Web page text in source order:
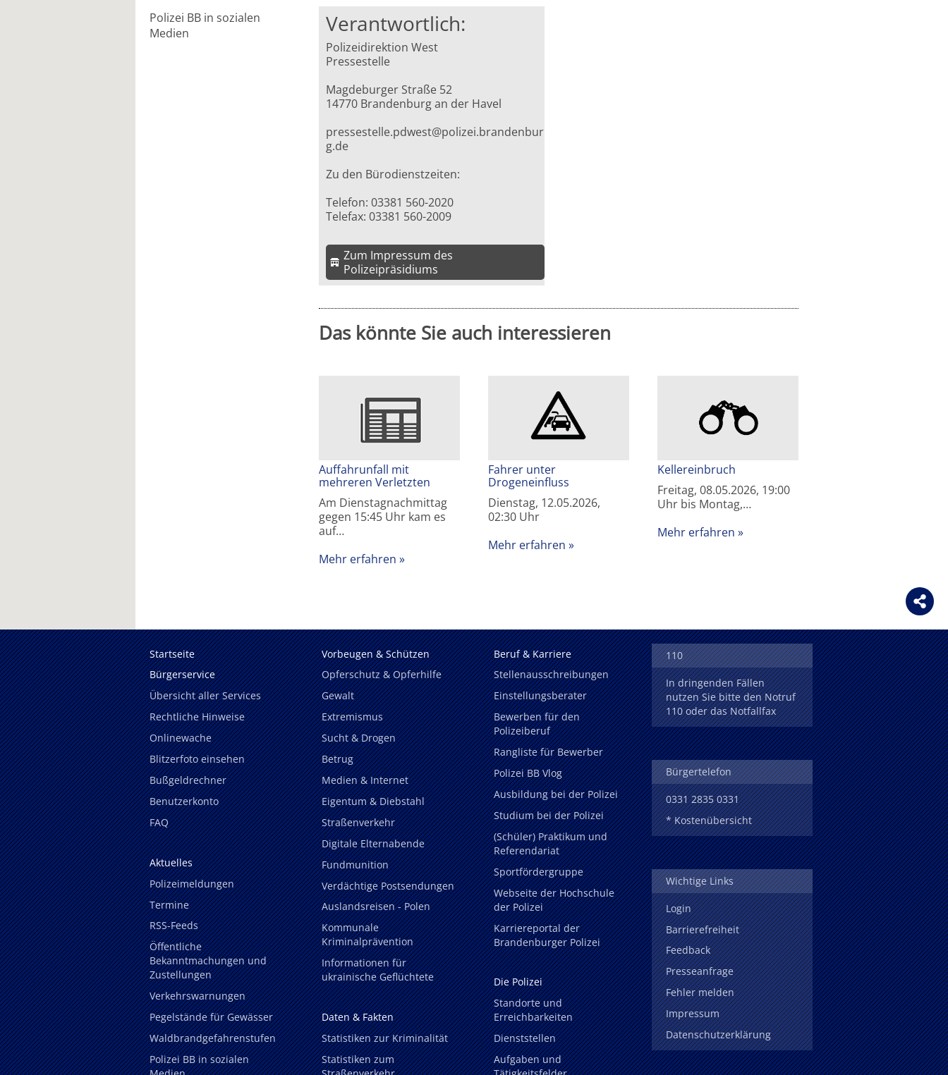
Polizei BB in sozialen
Medien
Verantwortlich:
Polizeidirektion West
Pressestelle
Magdeburger Straße 52
14770 Brandenburg an der Havel
pressestelle.pdwest@polizei.brandenbur
g.de
Zu den Bürodienstzeiten:
Telefon: 03381 560-2020
Telefax: 03381 560-2009
Zum Impressum des
Polizeipräsidiums
Das könnte Sie auch interessieren
Auffahrunfall mit
mehreren Verletzten
Am Dienstagnachmittag
gegen 15:45 Uhr kam es
auf…
Mehr erfahren
Fahrer unter
Drogeneinfluss
Dienstag, 12.05.2026,
02:30 Uhr
Mehr erfahren
Kellereinbruch
Freitag, 08.05.2026, 19:00
Uhr bis Montag,…
Mehr erfahren
Startseite
Bürgerservice
Übersicht aller Services
Rechtliche Hinweise
Onlinewache
Blitzerfoto einsehen
Bußgeldrechner
Benutzerkonto
FAQ
Aktuelles
Polizeimeldungen
Termine
RSS-Feeds
Öffentliche
Bekanntmachungen und
Zustellungen
Verkehrswarnungen
Pegelstände für Gewässer
Waldbrandgefahrenstufen
Polizei BB in sozialen
Vorbeugen & Schützen
Opferschutz & Opferhilfe
Gewalt
Extremismus
Sucht & Drogen
Betrug
Medien & Internet
Eigentum & Diebstahl
Straßenverkehr
Digitale Elternabende
Fundmunition
Verdächtige Postsendungen
Auslandsreisen - Polen
Kommunale
Kriminalprävention
Informationen für
ukrainische Geflüchtete
Daten & Fakten
Statistiken zur Kriminalität
Statistiken zum
Beruf & Karriere
Stellenausschreibungen
Einstellungsberater
Bewerben für den
Polizeiberuf
Rangliste für Bewerber
Polizei BB Vlog
Ausbildung bei der Polizei
Studium bei der Polizei
(Schüler) Praktikum und
Referendariat
Sportfördergruppe
Webseite der Hochschule
der Polizei
Karriereportal der
Brandenburger Polizei
Die Polizei
Standorte und
Erreichbarkeiten
Dienststellen
Aufgaben und
110
In dringenden Fällen
nutzen Sie bitte den Notruf
110 oder das Notfallfax
Bürgertelefon
0331 2835 0331
* Kostenübersicht
Wichtige Links
Login
Barrierefreiheit
Feedback
Presseanfrage
Fehler melden
Impressum
Datenschutzerklärung